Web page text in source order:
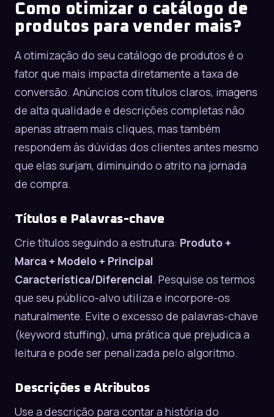
Como otimizar o catálogo de
produtos para vender mais?
A otimização do seu catálogo de produtos é o
fator que mais impacta diretamente a taxa de
conversão. Anúncios com títulos claros, imagens
de alta qualidade e descrições completas não
apenas atraem mais cliques, mas também
respondem às dúvidas dos clientes antes mesmo
que elas surjam, diminuindo o atrito na jornada
de compra.
Títulos e Palavras-chave
Crie títulos seguindo a estrutura: Produto +
Marca + Modelo + Principal
Característica/Diferencial. Pesquise os termos
que seu público-alvo utiliza e incorpore-os
naturalmente. Evite o excesso de palavras-chave
(keyword stuffing), uma prática que prejudica a
leitura e pode ser penalizada pelo algoritmo.
Descrições e Atributos
Use a descrição para contar a história do